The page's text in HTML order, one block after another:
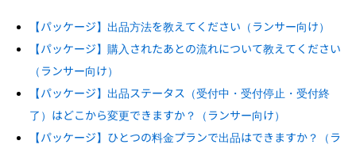
【パッケージ】出品方法を教えてください（ランサー向け）
【パッケージ】購入されたあとの流れについて教えてください
（ランサー向け）
【パッケージ】出品ステータス（受付中・受付停止・受付終
了）はどこから変更できますか？（ランサー向け）
【パッケージ】ひとつの料金プランで出品はできますか？（ラ